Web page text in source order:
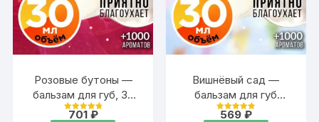
Розовые бутоны —
бальзам для губ, 30
мл
Оценка
701 ₽
Вишнёвый сад —
бальзам для губ
Аурасо, 30 мл
Оценка
569 ₽